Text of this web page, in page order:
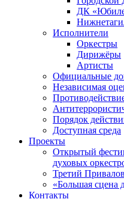
ДК
Исполнители
Оркестры
Дирижёры
Артисты
Официальные
Независимая
Порядок
Доступная среда
Проекты
Открытый
духовых
Третий
«Большая
Контакты